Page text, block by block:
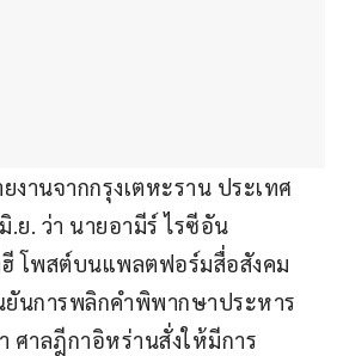
งานจากกรุงเตหะราน ประเทศ
ย. ว่า นายอามีร์ ไรซีอัน
ฮี โพสต์บนแพลตฟอร์มสื่อสังคม
นการพลิกคำพิพากษาประหาร
ศาลฎีกาอิหร่านสั่งให้มีการ